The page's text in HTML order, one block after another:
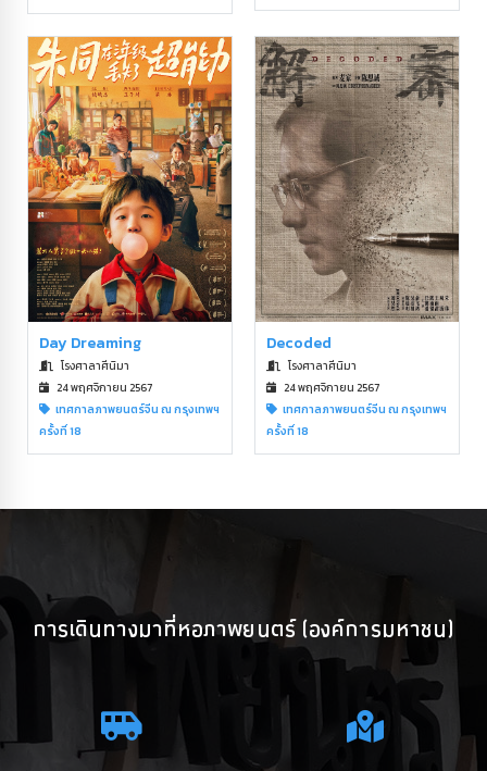
Day Dreaming
โรงศาลาศีนิมา
24 พฤศจิกายน 2567
เทศกาลภาพยนตร์จีน ณ กรุงเทพฯ
ครั้งที่ 18
Decoded
โรงศาลาศีนิมา
24 พฤศจิกายน 2567
เทศกาลภาพยนตร์จีน ณ กรุงเทพฯ
ครั้งที่ 18
การเดินทางมาที่หอภาพยนตร์ (องค์การมหาชน)